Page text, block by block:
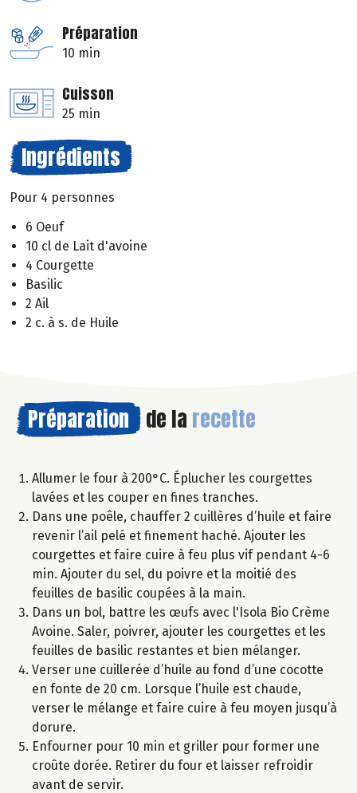
Préparation
10 min
Cuisson
25 min
Ingrédients
Pour 4 personnes
6 Oeuf
10 cl de Lait d'avoine
4 Courgette
Basilic
2 Ail
2 c. à s. de Huile
Préparation de la recette
Allumer le four à 200°C. Éplucher les courgettes
lavées et les couper en fines tranches.
Dans une poêle, chauffer 2 cuillères d’huile et faire
revenir l’ail pelé et finement haché. Ajouter les
courgettes et faire cuire à feu plus vif pendant 4-6
min. Ajouter du sel, du poivre et la moitié des
feuilles de basilic coupées à la main.
Dans un bol, battre les œufs avec l'Isola Bio Crème
Avoine. Saler, poivrer, ajouter les courgettes et les
feuilles de basilic restantes et bien mélanger.
Verser une cuillerée d’huile au fond d’une cocotte
en fonte de 20 cm. Lorsque l’huile est chaude,
verser le mélange et faire cuire à feu moyen jusqu’à
dorure.
Enfourner pour 10 min et griller pour former une
croûte dorée. Retirer du four et laisser refroidir
avant de servir.